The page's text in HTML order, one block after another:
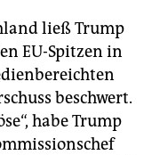
ließ Trump
EU-Spitzen in
beschwert.
habe Trump